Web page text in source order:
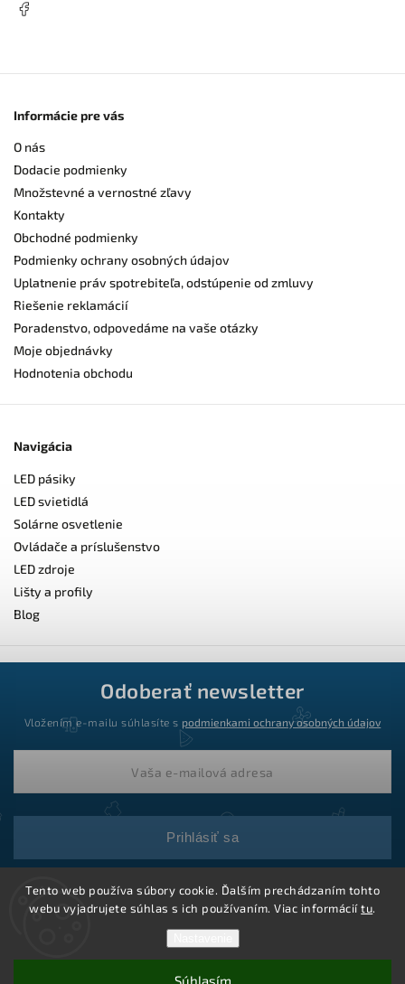
Tento web používa súbory cookie. Ďalším prechádzaním tohto
webu vyjadrujete súhlas s ich používaním. Viac informáciítu.
Súhlasím
Informácie pre vás
O nás
Dodacie podmienky
Množstevné a vernostné zľavy
Kontakty
Obchodné podmienky
Podmienky ochrany osobných údajov
Uplatnenie práv spotrebiteľa, odstúpenie od zmluvy
Riešenie reklamácií
Poradenstvo, odpovedáme na vaše otázky
Moje objednávky
Hodnotenia obchodu
Navigácia
LED pásiky
LED svietidlá
Solárne osvetlenie
Ovládače a príslušenstvo
LED zdroje
Lišty a profily
Blog
Odoberať newsletter
Vložením e-mailu súhlasíte s podmienkami ochrany osobných údajov
Prihlásiť sa